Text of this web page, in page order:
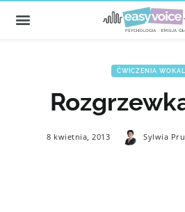
ĆWICZENIA
8 kwietnia, 2013 Sylwia